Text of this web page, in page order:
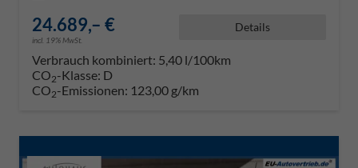
24.689,– €
incl. 19% MwSt.
Details
Verbrauch kombiniert: 5,40 l/100km
CO2-Klasse: D
CO2-Emissionen: 123,00 g/km